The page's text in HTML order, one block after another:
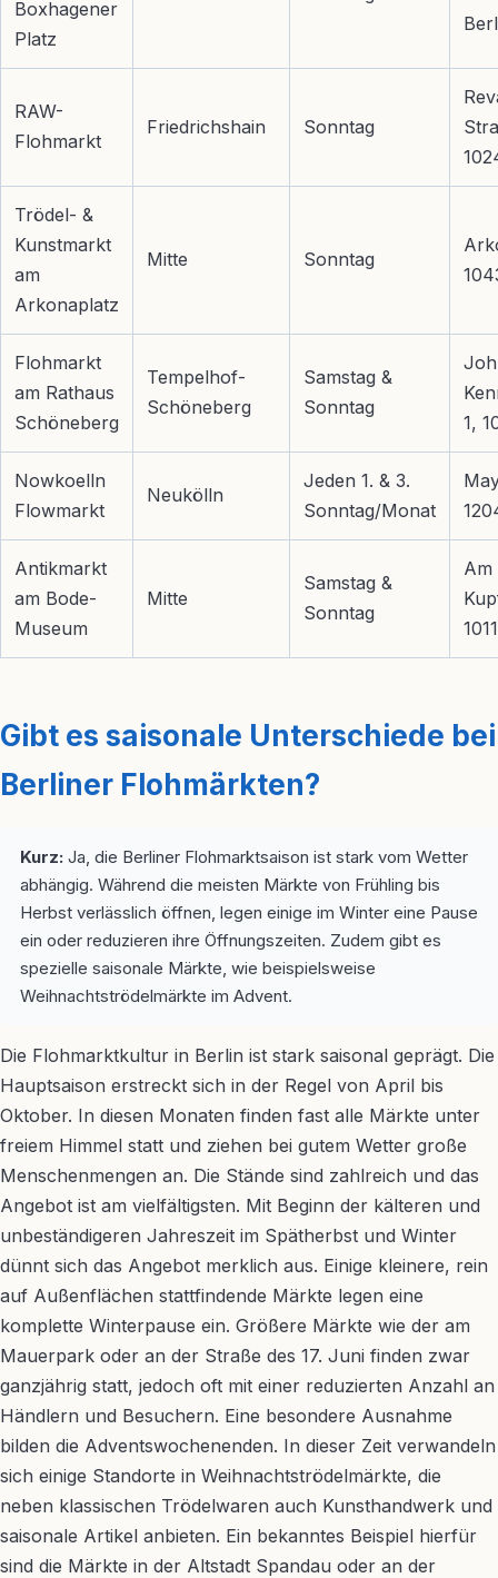
Boxhagener
Platz
RAW-
Flohmarkt
Friedrichshain Sonntag
Trödel- &
Kunstmarkt
am
Arkonaplatz
Mitte Sonntag
Flohmarkt
am Rathaus
Schöneberg
Tempelhof-
Schöneberg
Samstag &
Sonntag
1,
Nowkoelln
Flowmarkt
Neukölln
Jeden 1. & 3.
Sonntag/Monat
Antikmarkt
am Bode-
Museum
Mitte
Samstag &
Sonntag
Am
Gibt es saisonale Unterschiede bei
Berliner Flohmärkten?
Kurz: Ja, die Berliner Flohmarktsaison ist stark vom Wetter
abhängig. Während die meisten Märkte von Frühling bis
Herbst verlässlich öffnen, legen einige im Winter eine Pause
ein oder reduzieren ihre Öffnungszeiten. Zudem gibt es
spezielle saisonale Märkte, wie beispielsweise
Weihnachtströdelmärkte im Advent.
Die Flohmarktkultur in Berlin ist stark saisonal geprägt. Die
Hauptsaison erstreckt sich in der Regel von April bis
Oktober. In diesen Monaten finden fast alle Märkte unter
freiem Himmel statt und ziehen bei gutem Wetter große
Menschenmengen an. Die Stände sind zahlreich und das
Angebot ist am vielfältigsten. Mit Beginn der kälteren und
unbeständigeren Jahreszeit im Spätherbst und Winter
dünnt sich das Angebot merklich aus. Einige kleinere, rein
auf Außenflächen stattfindende Märkte legen eine
komplette Winterpause ein. Größere Märkte wie der am
Mauerpark oder an der Straße des 17. Juni finden zwar
ganzjährig statt, jedoch oft mit einer reduzierten Anzahl an
Händlern und Besuchern. Eine besondere Ausnahme
bilden die Adventswochenenden. In dieser Zeit verwandeln
sich einige Standorte in Weihnachtströdelmärkte, die
neben klassischen Trödelwaren auch Kunsthandwerk und
saisonale Artikel anbieten. Ein bekanntes Beispiel hierfür
sind die Märkte in der Altstadt Spandau oder an der